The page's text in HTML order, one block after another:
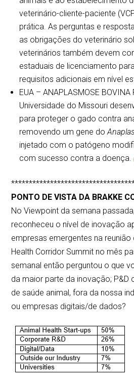
veterinário-cliente-paciente
prática. As perguntas e
as obrigações do veterinário
veterinários também devem
estaduais de licenciamento
requisitos adicionais em nível
EUA – ANAPLASMOSE
Universidade do Missouri
para proteger o gado contra
removendo um gene do
injetado com o patógeno
com sucesso contra a doença.
PONTO DE VISTA DA BRAKKE
No Viewpoint da semana
reconheceu o nível de inovação
empresas emergentes na reunião
Health Corridor Summit no mês
semanal então perguntou o que
da maior parte da inovação; P&D
de saúde animal, fora da nossa
ou empresas digitais/de dados?